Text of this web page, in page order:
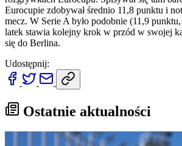
Eurocupie zdobywał średnio 11,8 punktu i
mecz. W Serie A było podobnie (11,9
latek stawia kolejny krok w przód w swojej
się do Berlina.
Udostępnij:
Ostatnie aktualności